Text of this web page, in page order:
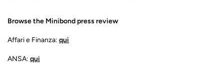
Browse the Minibond press review
Affari e Finanza: qui
ANSA: qui